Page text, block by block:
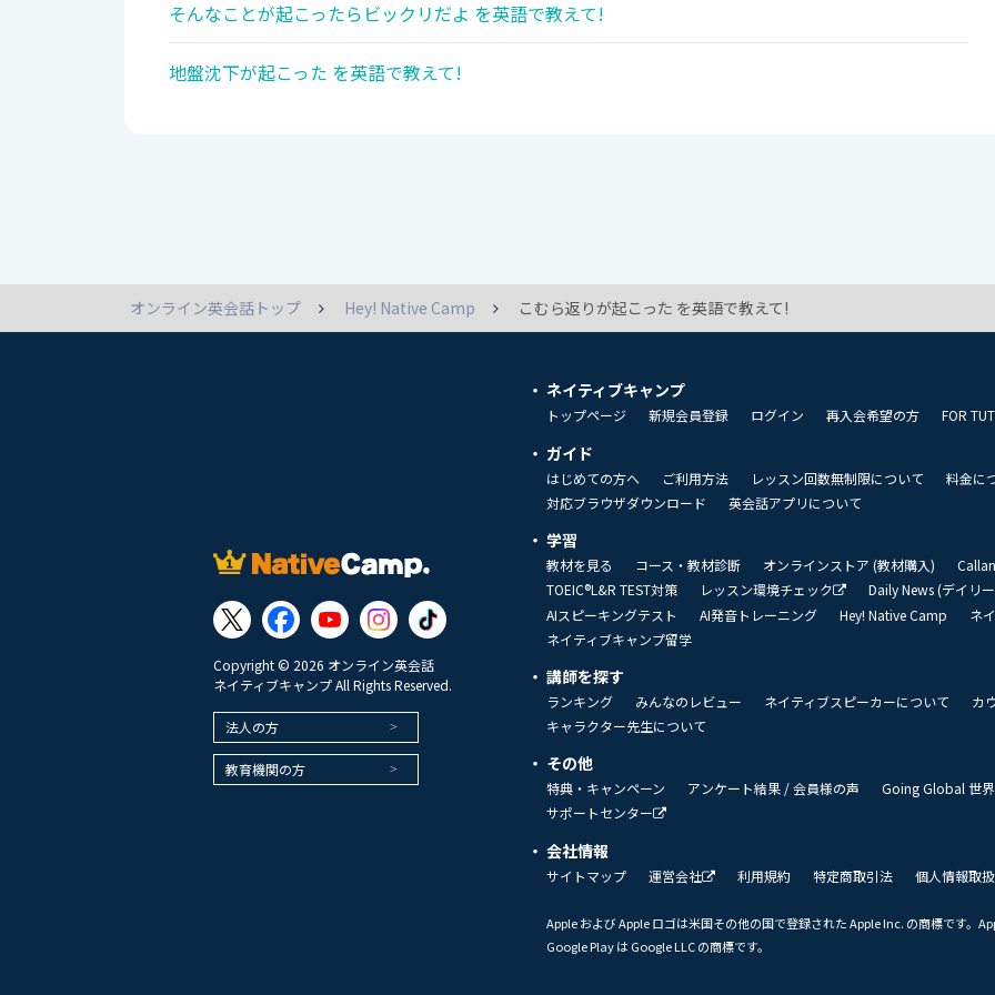
そんなことが起こったらビックリだよ を英語で教えて!
地盤沈下が起こった を英語で教えて!
オンライン英会話トップ Hey! Native Camp こむら返りが起こった を英語で教えて!
Copyright © 2026 オンライン英会話
ネイティブキャンプ All Rights Reserved.
法人の方
教育機関の方
ネイティブキャンプ
トップページ 新規会員登録 ログイン 再入会希望の方 FOR
ガイド
はじめての方へ ご利用方法 レッスン回数無制限について 料金に
対応ブラウザダウンロード
英会話アプリについて
学習
教材を見る コース・教材診断 オンラインストア (教材購入)
TOEIC®L&R TEST対策
レッスン環境チェック Daily News (デイリ
AIスピーキングテスト
AI発音トレーニング Hey! Native Camp ネ
ネイティブキャンプ留学
講師を探す
ランキング みんなのレビュー ネイティブスピーカーについて
カ
キャラクター先生について
その他
特典・キャンペーン アンケート結果 / 会員様の声 Going Global 世
サポートセンター
会社情報
サイトマップ 運営会社 利用規約 特定商取引法 個人情報取
Apple および Apple ロゴは米国その他の国で登録された Apple Inc. の商標です。
Google Play は Google LLC の商標です。